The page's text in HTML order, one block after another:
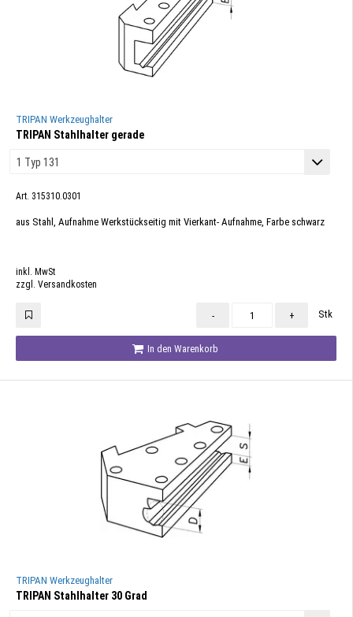
TRIPAN Werkzeughalter
TRIPAN Stahlhalter gerade
Art. 315310.0301
aus Stahl, Aufnahme Werkstückseitig mit Vierkant- Aufnahme, Farbe schwarz
inkl. MwSt
zzgl. Versandkosten
- + Stk
In den Warenkorb
TRIPAN Werkzeughalter
TRIPAN Stahlhalter 30 Grad